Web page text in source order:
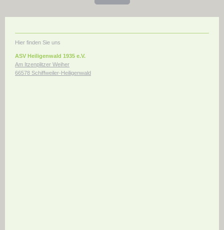
Hier finden Sie uns
ASV Heiligenwald 1935 e.V.
Am Itzenplitzer Weiher
66578 Schiffweiler-Heiligenwald